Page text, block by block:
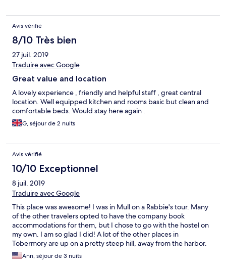
Avis vérifié
8/10 Très bien
27 juil. 2019
Traduire avec Google
Great value and location
A lovely experience , friendly and helpful staff , great central
location. Well equipped kitchen and rooms basic but clean and
comfortable beds. Would stay here again .
G, séjour de 2 nuits
Avis vérifié
10/10 Exceptionnel
8 juil. 2019
Traduire avec Google
This place was awesome! I was in Mull on a Rabbie's tour. Many
of the other travelers opted to have the company book
accommodations for them, but I chose to go with the hostel on
my own. I am so glad I did! A lot of the other places in
Tobermory are up on a pretty steep hill, away from the harbor.
The hostel is right on the main drag, easily accessible to the
grocery store, bars, restaurants, shops, distillery, and the view of
Ann, séjour de 3 nuits